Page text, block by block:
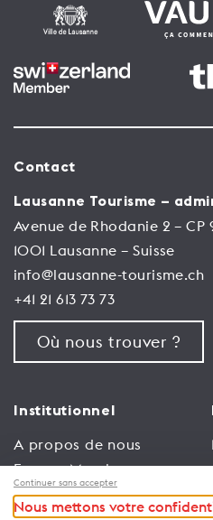
Contact
Lausanne Tourisme –
Avenue de Rhodanie 2 – CP
1001 Lausanne – Suisse
info@lausanne-tourisme.ch
+41 21 613 73 73
Où nous trouver ?
Institutionnel
A propos de nous
Espace Membres
Emploi
Continuer sans accepter
Nous mettons votre